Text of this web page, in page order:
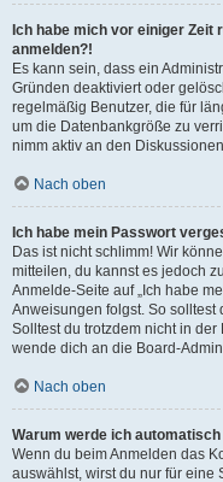
Ich habe mich vor einiger
anmelden?!
Es kann sein, dass ein
Gründen deaktiviert oder
regelmäßig Benutzer, die für
um die Datenbankgröße zu
nimm aktiv an den
Nach oben
Ich habe mein Passwort
Das ist nicht schlimm! Wir
mitteilen, du kannst es jedoch
Anmelde-Seite auf „Ich habe
Anweisungen folgst. So
Solltest du trotzdem nicht in
wende dich an die Board-
Nach oben
Warum werde ich
Wenn du beim Anmelden das
auswählst, wirst du nur für eine